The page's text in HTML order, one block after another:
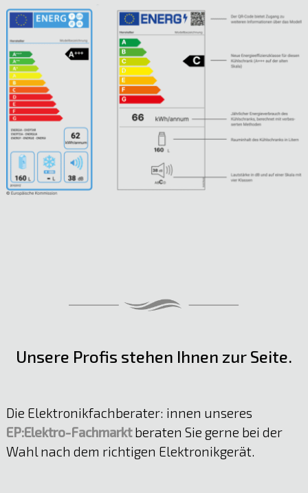
Unsere Profis stehen Ihnen zur Seite.
Die Elektronikfachberater: innen unseres
EP:Elektro-Fachmarktberaten Sie gerne bei der
Wahl nach dem richtigen Elektronikgerät.